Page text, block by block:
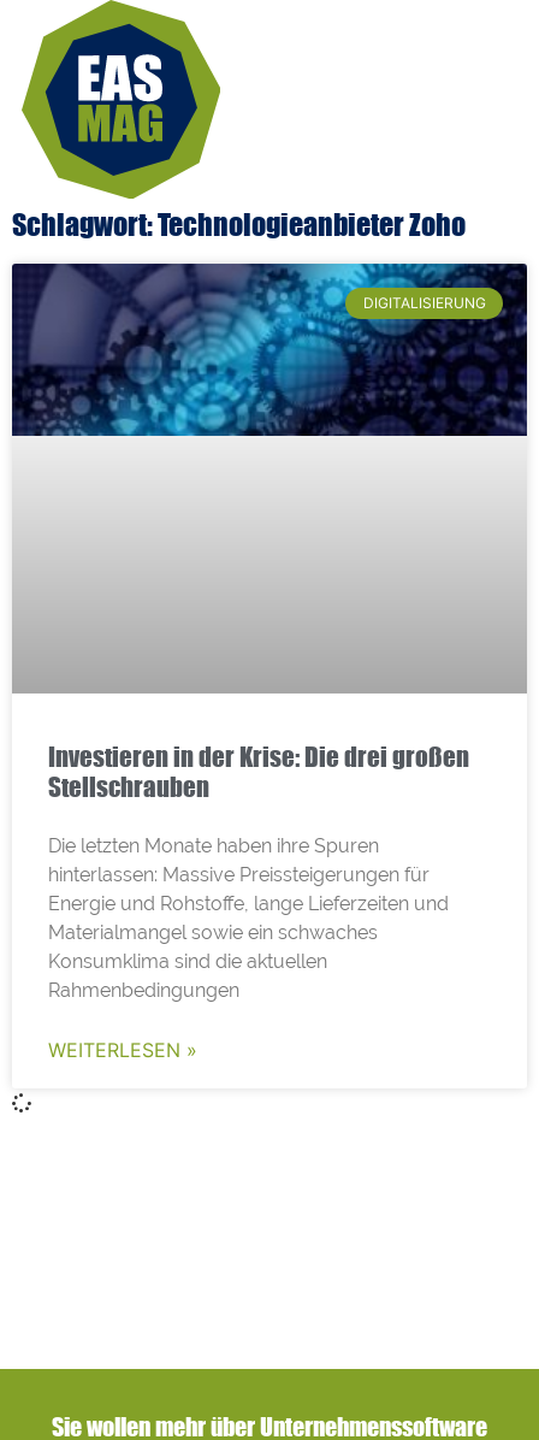
Schlagwort: Technologieanbieter Zoho
DIGITALISIERUNG
Investieren in der Krise: Die drei großen
Stellschrauben
Die letzten Monate haben ihre Spuren
hinterlassen: Massive Preissteigerungen für
Energie und Rohstoffe, lange Lieferzeiten und
Materialmangel sowie ein schwaches
Konsumklima sind die aktuellen
Rahmenbedingungen
WEITERLESEN »
Sie wollen mehr über Unternehmenssoftware